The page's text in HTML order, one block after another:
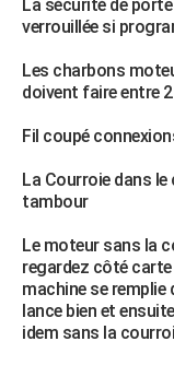
FORUM
Bricolage
Lifestyle
Culture
Sport
Auto
Television
Voyage
Cinema
La sécurité de
verrouillée si
Les charbons
doivent faire entre
Fil coupé
La Courroie dans
tambour
Le moteur sans la
regardez côté
machine se
lance bien et
idem sans la